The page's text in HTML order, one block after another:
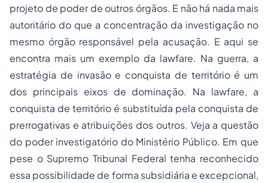
projeto de poder de outros órgãos. E não há nada mais
autoritário do que a concentração da investigação no
mesmo órgão responsável pela acusação. E aqui se
encontra mais um exemplo da lawfare. Na guerra, a
estratégia de invasão e conquista de território é um
dos principais eixos de dominação. Na lawfare, a
conquista de território é substituída pela conquista de
prerrogativas e atribuições dos outros. Veja a questão
do poder investigatório do Ministério Público. Em que
pese o Supremo Tribunal Federal tenha reconhecido
essa possibilidade de forma subsidiária e excepcional,